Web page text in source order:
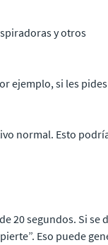
y otros
ejemplo, si les
normal. Esto
20 segundos. Si se
Eso puede